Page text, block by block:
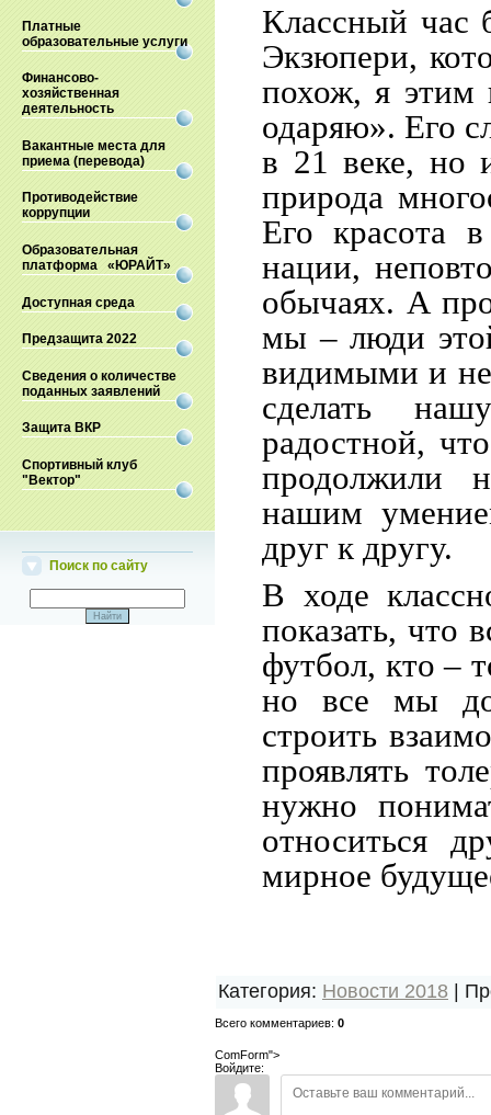
Платные
образовательные услуги
Финансово-
хозяйственная
деятельность
Вакантные места для
приема (перевода)
Противодействие
коррупции
Образовательная
платформа «ЮРАЙТ»
Доступная среда
Предзащита 2022
Сведения о количестве
поданных заявлений
Защита ВКР
Спортивный клуб
"Вектор"
Поиск по сайту
Классный час
Экзюпери,
похож, я этим
одаряю». Его
в 21 веке, но
природа
Его красота
нации,
обычаях. А
мы – люди
видимыми и
сделать
радостной,
продолжили
нашим
друг к другу.
В ходе
показать, что
футбол, кто –
но все мы
строить
проявлять
нужно
относиться
мирное
Категория: Новости 2018 |
Всего комментариев: 0
ComForm">
Войдите: